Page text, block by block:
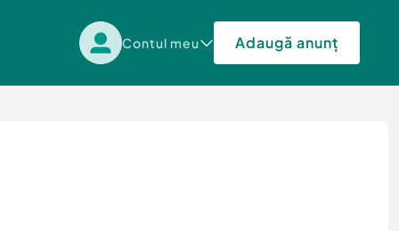
Contul meu Adaugă anunț